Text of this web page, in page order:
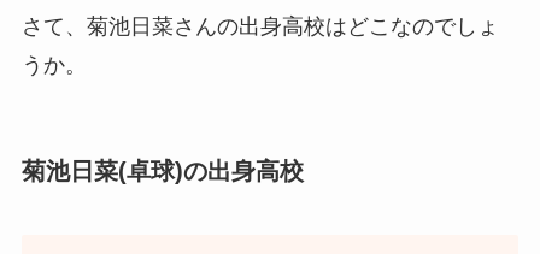
さて、菊池日菜さんの出身高校はどこなのでしょ
うか。
菊池日菜(卓球)の出身高校